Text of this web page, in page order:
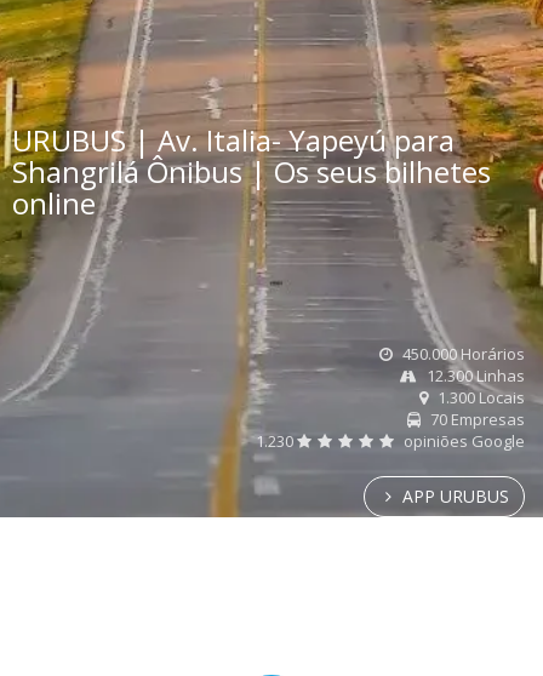
URUBUS | Av. Italia- Yapeyú para
Shangrilá Ônibus | Os seus bilhetes
online
450.000 Horários
12.300 Linhas
1.300 Locais
70 Empresas
1.230
opiniões Google
APP URUBUS